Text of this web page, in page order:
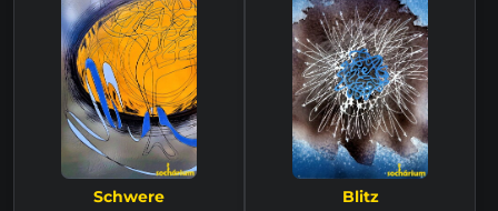
Schwere Blitz